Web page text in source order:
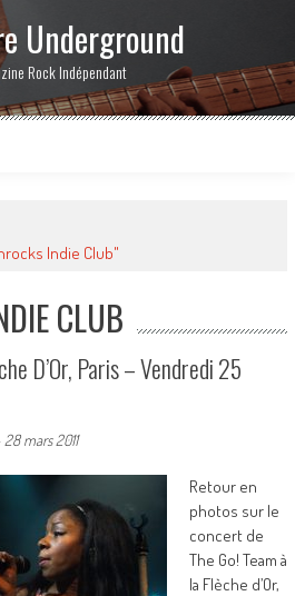
Underground
Rock Indépendant
Indie Club"
CLUB
D’Or, Paris – Vendredi 25
28 mars 2011
Retour en
photos sur le
concert de
The Go! Team à
la Flèche d’Or,